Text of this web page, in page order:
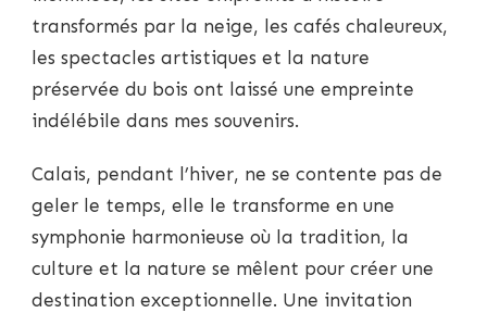
transformés par la neige, les cafés chaleureux,
les spectacles artistiques et la nature
préservée du bois ont laissé une empreinte
indélébile dans mes souvenirs.
Calais, pendant l’hiver, ne se contente pas de
geler le temps, elle le transforme en une
symphonie harmonieuse où la tradition, la
culture et la nature se mêlent pour créer une
destination exceptionnelle. Une invitation